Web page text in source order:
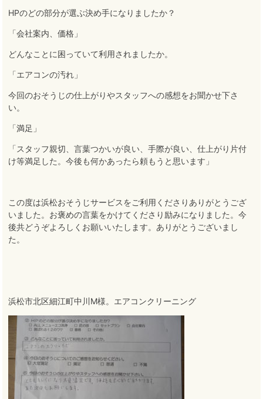
HPのどの部分が選ぶ決め手になりましたか？
「会社案内、価格」
どんなことに困っていて利用されましたか。
「エアコンの汚れ」
今回のおそうじの仕上がりやスタッフへの感想をお聞かせ下さ
い。
「満足」
「スタッフ親切、言葉つかいが良い、手際が良い、仕上がり片付
け等満足した。今後も何かあったら頼もうと思います」
この度は浜松おそうじサービスをご利用くださりありがとうござ
いました 。 お褒めの言葉をかけてくださり励みになりました 。今
後共どうぞよろしくお願いいたします。 ありがとうございまし
た。
浜松市北区細江町中川M様。エアコンクリーニング